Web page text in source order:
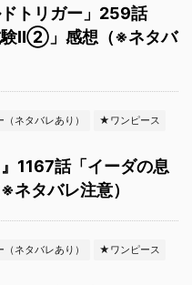
トリガー」259話
験Ⅱ②」感想（※ネタバ
ネタバレあり） ★ワンピース
』1167話「イーダの息
ネタバレ注意）
ネタバレあり） ★ワンピース